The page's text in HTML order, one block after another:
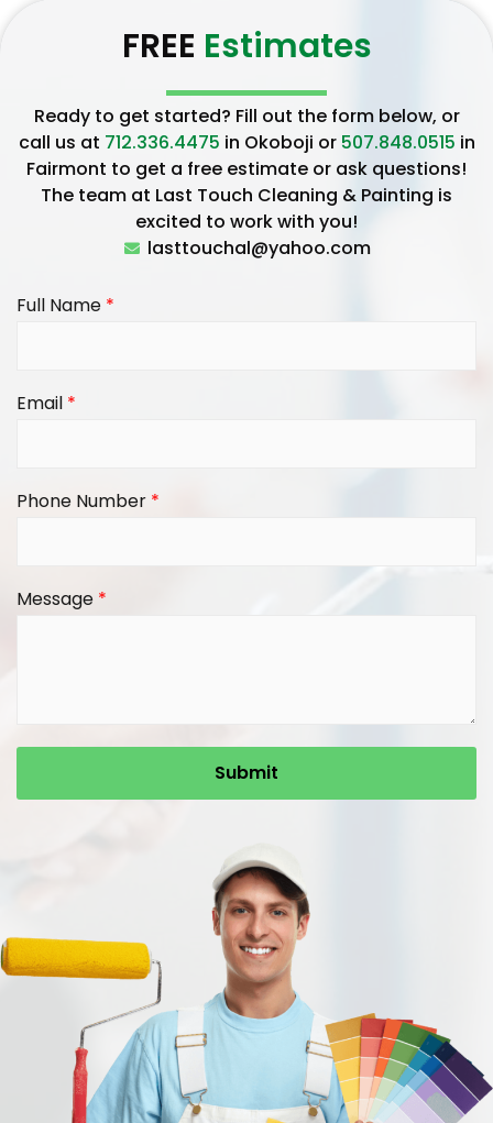
FREE Estimates
Ready to get started? Fill out the form below, or
call us at 712.336.4475 in Okoboji or 507.848.0515 in
Fairmont to get a free estimate or ask questions!
The team at Last Touch Cleaning & Painting is
excited to work with you!
lasttouchal@yahoo.com
Full Name *
Email *
Phone Number *
Message *
Submit